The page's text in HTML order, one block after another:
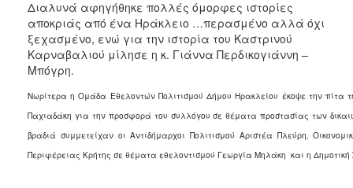
Διαλυνά αφηγήθηκε πολλές όμορφες ιστορίες
αποκριάς από ένα Ηράκλειο …περασμένο αλλά όχι
ξεχασμένο, ενώ για την ιστορία του Καστρινού
Καρναβαλιού μίλησε η κ. Γιάννα Περδικογιάννη –
Μπόγρη.
Νωρίτερα η Ομάδα Εθελοντών Πολιτισμού Δήμου Ηρακλείου έκοψε την
Παχιαδάκη για την προσφορά του συλλόγου σε θέματα προστασίας των
βραδιά συμμετείχαν οι Αντιδήμαρχοι Πολιτισμού Αριστέα Πλεύρη,
Περιφέρειας Κρήτης σε θέματα εθελοντισμού Γεωργία Μηλάκη και η